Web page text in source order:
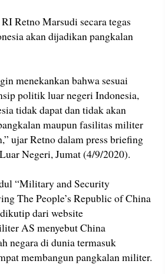
Retno Marsudi secara tegas
akan dijadikan pangkalan
menekankan bahwa sesuai
politik luar negeri Indonesia,
tidak dapat dan tidak akan
maupun fasilitas militer
ujar Retno dalam press briefing
Negeri, Jumat (4/9/2020).
“Military and Security
The People’s Republic of China
dari website
AS menyebut China
negara di dunia termasuk
membangun pangkalan militer.